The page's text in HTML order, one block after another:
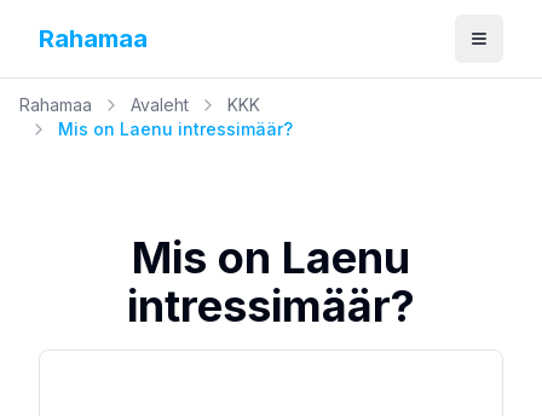
Rahamaa Ava
Rahamaa Avaleht
KKK
Mis on Laenu intressimäär?
Mis on Laenu
intressimäär?